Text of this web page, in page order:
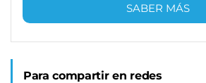
SABER MÁS
Para compartir en redes